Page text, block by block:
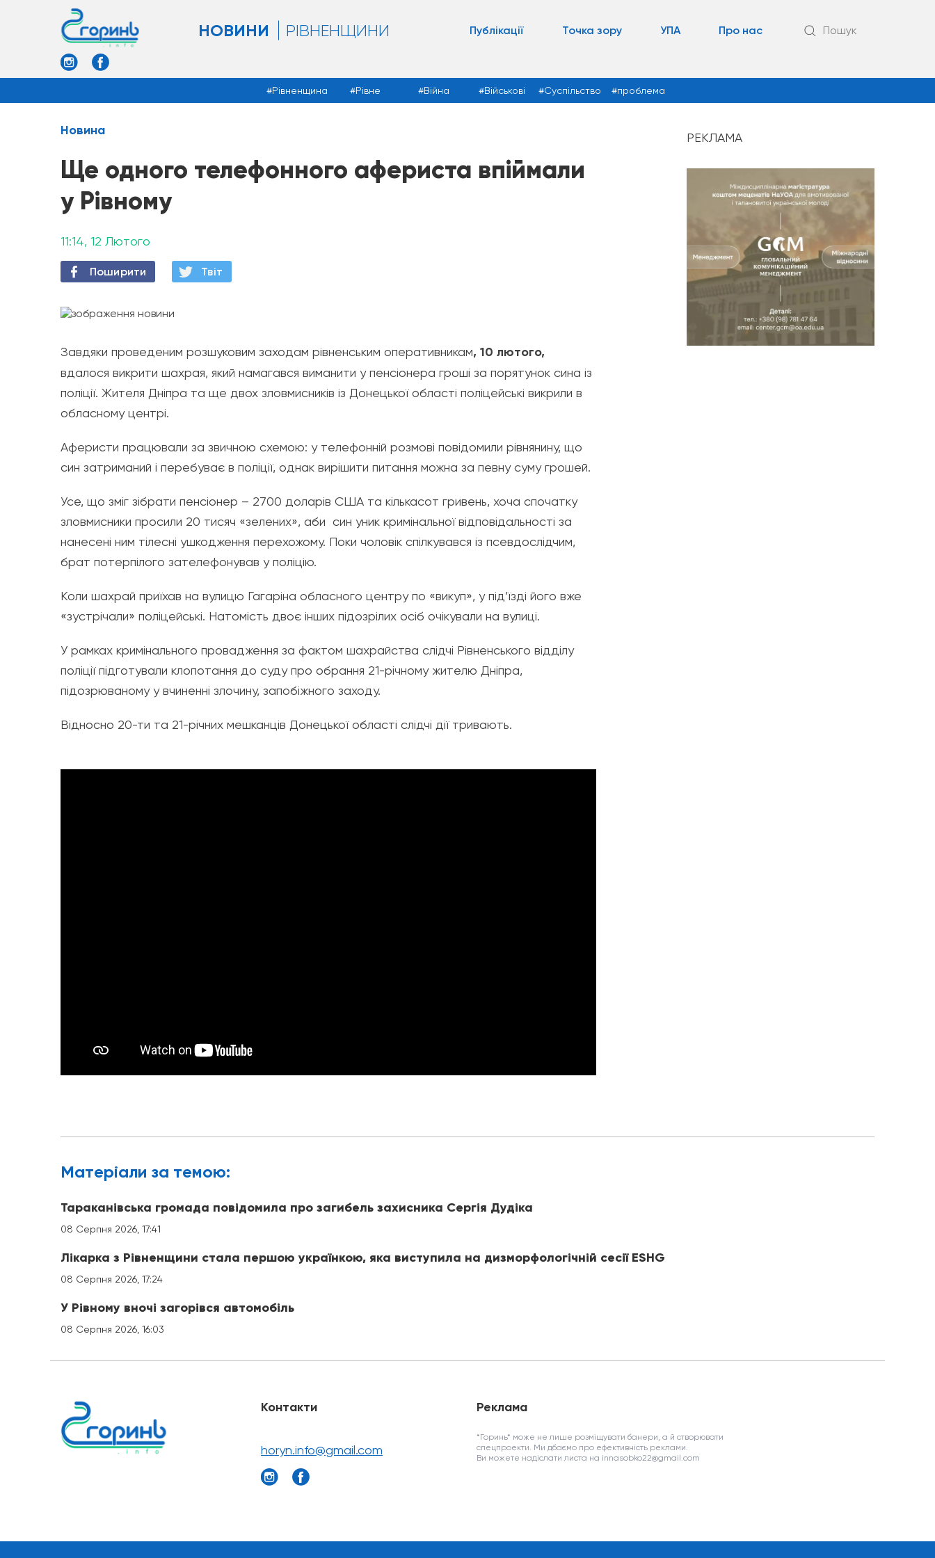
НОВИНИ РІВНЕНЩИНИ Публікації Точка зору УПА Про нас Пошук
Рівненщина Рівне Війна Військові Суспільство проблема
Новина
Ще одного телефонного афериста впіймали
у Рівному
11:14, 12 Лютого
Поширити Твiт
Завдяки проведеним розшуковим заходам рівненським оперативникам, 10 лютого,
вдалося викрити шахрая, який намагався виманити у пенсіонера гроші за порятунок сина із
поліції. Жителя Дніпра та ще двох зловмисників із Донецької області поліцейські викрили в
обласному центрі.
Аферисти працювали за звичною схемою: у телефонній розмові повідомили рівнянину, що
син затриманий і перебуває в поліції, однак вирішити питання можна за певну суму грошей.
Усе, що зміг зібрати пенсіонер – 2700 доларів США та кількасот гривень, хоча спочатку
зловмисники просили 20 тисяч «зелених», аби син уник кримінальної відповідальності за
нанесені ним тілесні ушкодження перехожому. Поки чоловік спілкувався із псевдослідчим,
брат потерпілого зателефонував у поліцію.
Коли шахрай приїхав на вулицю Гагаріна обласного центру по «викуп», у під’їзді його вже
«зустрічали» поліцейські. Натомість двоє інших підозрілих осіб очікували на вулиці.
У рамках кримінального провадження за фактом шахрайства слідчі Рівненського відділу
поліції підготували клопотання до суду про обрання 21-річному жителю Дніпра,
підозрюваному у вчиненні злочину, запобіжного заходу.
Відносно 20-ти та 21-річних мешканців Донецької області слідчі дії тривають.
РЕКЛАМА
Матерiали за темою:
Тараканівська громада повідомила про загибель захисника Сергія Дудіка
08 Серпня 2026, 17:41
Лікарка з Рівненщини стала першою українкою, яка виступила на дизморфологічній сесії ESHG
08 Серпня 2026, 17:24
У Рівному вночі загорівся автомобіль
08 Серпня 2026, 16:03
Контакти
horyn.info@gmail.com
Реклама
*Горинь* може не лише розміщувати банери, а й створювати
спецпроекти. Ми дбаємо про ефективність реклами.
Ви можете надіслати листа на innasobko22@gmail.com